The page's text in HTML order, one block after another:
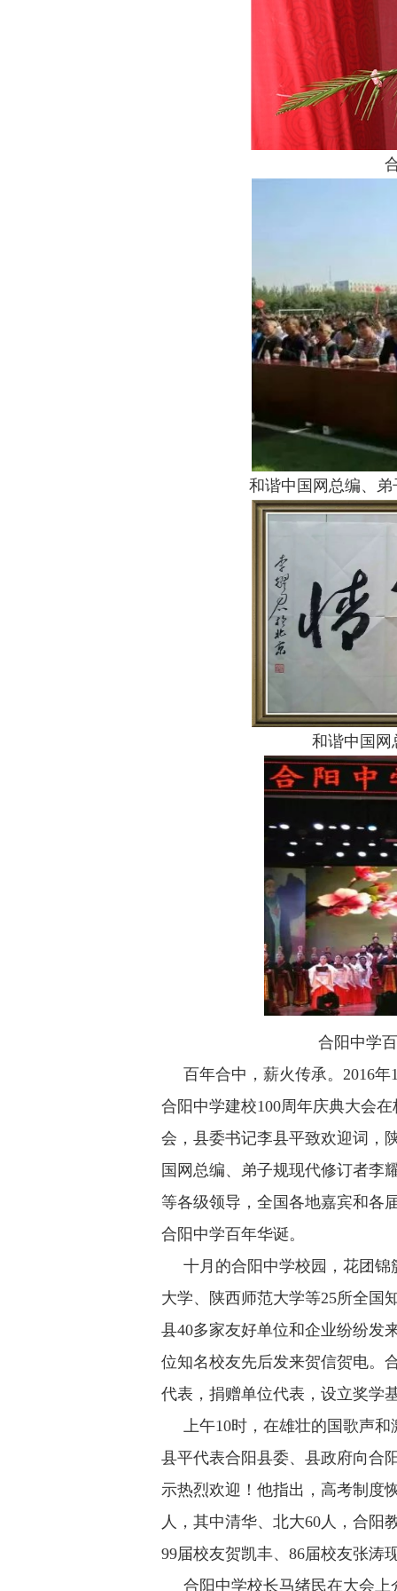
和谐中国网总编、
和谐中国网
合阳中学
百年合中，薪火传承。2016
合阳中学建校100周年庆典大会
会，县委书记李县平致欢迎词，
国网总编、弟子规现代修订者李
等各级领导，全国各地嘉宾和各
合阳中学百年华诞。
十月的合阳中学校园，花团锦
大学、陕西师范大学等25所全国
县40多家友好单位和企业纷纷发
位知名校友先后发来贺信贺电。
代表，捐赠单位代表，设立奖学
上午10时，在雄壮的国歌声和
县平代表合阳县委、县政府向合
示热烈欢迎！他指出，高考制度
人，其中清华、北大60人，合阳
99届校友贺凯丰、86届校友张涛
合阳中学校长马绪民在大会上